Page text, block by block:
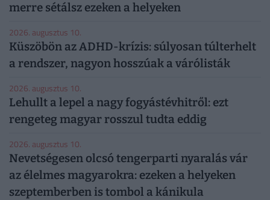
merre sétálsz ezeken a helyeken
2026. augusztus 10.
Küszöbön az ADHD-krízis: súlyosan túlterhelt
a rendszer, nagyon hosszúak a várólisták
2026. augusztus 10.
Lehullt a lepel a nagy fogyástévhitről: ezt
rengeteg magyar rosszul tudta eddig
2026. augusztus 10.
Nevetségesen olcsó tengerparti nyaralás vár
az élelmes magyarokra: ezeken a helyeken
szeptemberben is tombol a kánikula